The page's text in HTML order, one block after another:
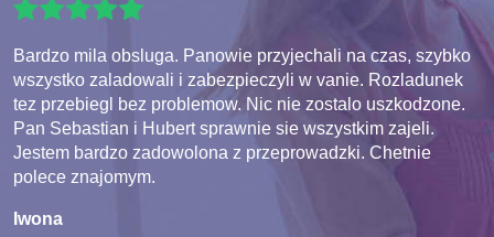
Bardzo mila obsluga. Panowie przyjechali na czas, szybko
wszystko zaladowali i zabezpieczyli w vanie. Rozladunek
tez przebiegl bez problemow. Nic nie zostalo uszkodzone.
Pan Sebastian i Hubert sprawnie sie wszystkim zajeli.
Jestem bardzo zadowolona z przeprowadzki. Chetnie
polece znajomym.
Iwona